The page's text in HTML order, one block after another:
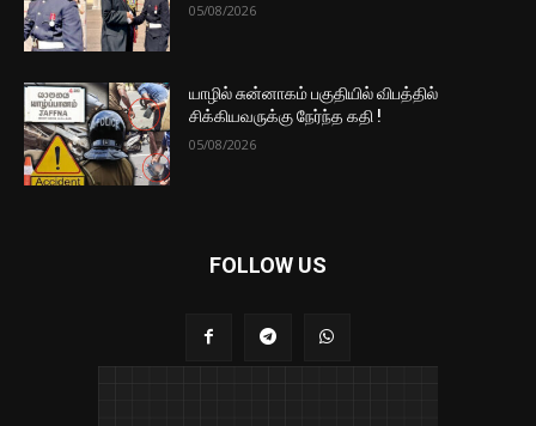
05/08/2026
யாழில் சுன்னாகம் பகுதியில் விபத்தில்
சிக்கியவருக்கு நேர்ந்த கதி !
05/08/2026
FOLLOW US